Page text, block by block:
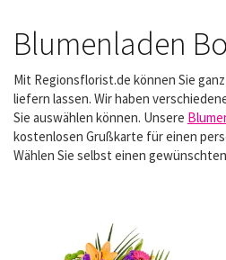
Blumenladen
Mit Regionsflorist.de können Sie
liefern lassen. Wir haben
Sie auswählen können. Unsere
kostenlosen Grußkarte für einen
Wählen Sie selbst einen